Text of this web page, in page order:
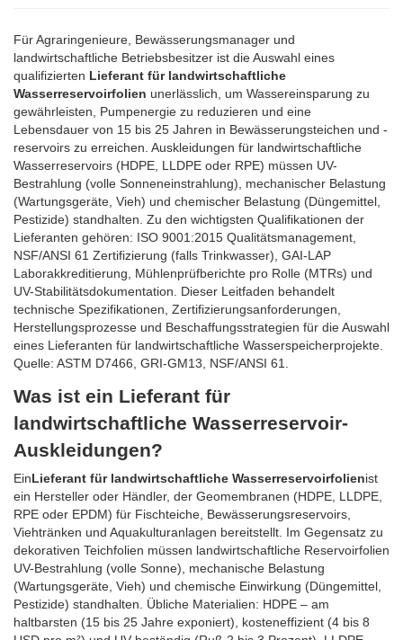
Für Agraringenieure, Bewässerungsmanager und
landwirtschaftliche Betriebsbesitzer ist die Auswahl eines
qualifizierten Lieferant für landwirtschaftliche
Wasserreservoirfolien unerlässlich, um Wassereinsparung zu
gewährleisten, Pumpenergie zu reduzieren und eine
Lebensdauer von 15 bis 25 Jahren in Bewässerungsteichen und -
reservoirs zu erreichen. Auskleidungen für landwirtschaftliche
Wasserreservoirs (HDPE, LLDPE oder RPE) müssen UV-
Bestrahlung (volle Sonneneinstrahlung), mechanischer Belastung
(Wartungsgeräte, Vieh) und chemischer Belastung (Düngemittel,
Pestizide) standhalten. Zu den wichtigsten Qualifikationen der
Lieferanten gehören: ISO 9001:2015 Qualitätsmanagement,
NSF/ANSI 61 Zertifizierung (falls Trinkwasser), GAI-LAP
Laborakkreditierung, Mühlenprüfberichte pro Rolle (MTRs) und
UV-Stabilitätsdokumentation. Dieser Leitfaden behandelt
technische Spezifikationen, Zertifizierungsanforderungen,
Herstellungsprozesse und Beschaffungsstrategien für die Auswahl
eines Lieferanten für landwirtschaftliche Wasserspeicherprojekte.
Quelle: ASTM D7466, GRI-GM13, NSF/ANSI 61.
Was ist ein Lieferant für
landwirtschaftliche Wasserreservoir-
Auskleidungen?
EinLieferant für landwirtschaftliche Wasserreservoirfolienist
ein Hersteller oder Händler, der Geomembranen (HDPE, LLDPE,
RPE oder EPDM) für Fischteiche, Bewässerungsreservoirs,
Viehtränken und Aquakulturanlagen bereitstellt. Im Gegensatz zu
dekorativen Teichfolien müssen landwirtschaftliche Reservoirfolien
UV-Bestrahlung (volle Sonne), mechanische Belastung
(Wartungsgeräte, Vieh) und chemische Einwirkung (Düngemittel,
Pestizide) standhalten. Übliche Materialien: HDPE – am
haltbarsten (15 bis 25 Jahre exponiert), kosteneffizient (4 bis 8